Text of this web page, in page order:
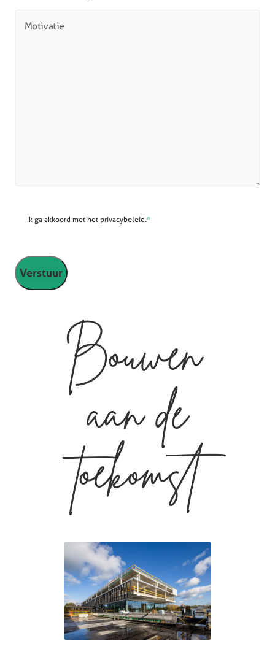
Motivatie
Ik ga akkoord met het privacybeleid.*
Bouwen
aan de
toekomst